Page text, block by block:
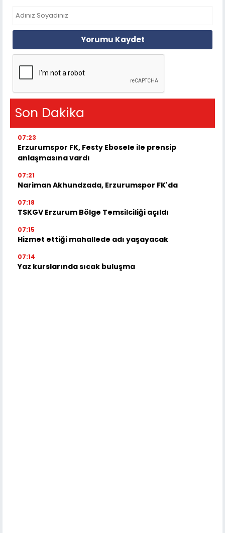
Yorumu Kaydet
Son Dakika
07:23
Erzurumspor FK, Festy Ebosele ile prensip
anlaşmasına vardı
07:21
Nariman Akhundzada, Erzurumspor FK'da
07:18
TSKGV Erzurum Bölge Temsilciliği açıldı
07:15
Hizmet ettiği mahallede adı yaşayacak
07:14
Yaz kurslarında sıcak buluşma